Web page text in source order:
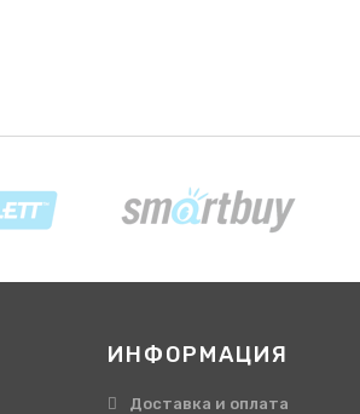
ИНФОРМАЦИЯ
Доставка и оплата